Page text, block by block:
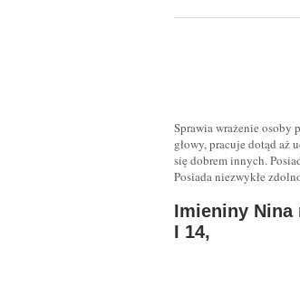
Sprawia wrażenie osoby
głowy, pracuje dotąd aż
się dobrem innych.
Posiada niezwykłe
Imieniny Nina
I 14,